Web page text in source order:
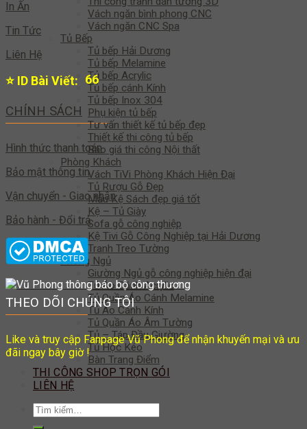
Vách ngăn bình phong CNC
Vách ngăn CNC Spa
Tủ Bếp
Tủ bếp Hải Dương
Tủ bếp Melamine
Tủ bếp Acrylic
Tủ bếp cánh Kính
Tủ bếp Inox 304
Phụ kiện tủ bếp
Tư vấn thiết kế tủ bếp đẹp
Thiết kế thi công tủ bếp
Báo giá thi công Nội thất
Phòng Khách
Vách TiVi Phòng Khách Hiện Đại
Tủ Rượu Gỗ Đẹp
Mẫu Kệ Sách đẹp giá tốt
Kệ – Tủ Giày
Sofa gỗ công nghiệp
Kệ Tivi Gỗ Công Nghiệp tại Hải Dương
Tranh Treo Tường
Phòng Ngủ
Giường Ngủ gỗ công nghiệp hiện đại
Tủ Áo Cánh Acrylic
Tủ Quần Áo Cánh Melamine
Tủ Áo Cánh Kính
Tủ Quần Áo Âm Tường
Tủ – Táp Đầu Giường
Tủ Hộc Kéo
Bàn Trang Điểm
THI CÔNG SHOP TRỌN GÓI
LIÊN HỆ
Tìm
kiếm:
In Ấn
Tin Tức
Liên Hệ
⭐ ID Bài Viết: 65
CHÍNH SÁCH
Hình thức thanh toán
Bảo mật thông tin
Vận chuyển - Giao nhận
Bảo hành - Đổi trả
THEO DÕI CHÚNG TÔI
Like và truy cập Fanpage Vũ Phong để nhận khuyến mại và ưu
đãi ngay bây giờ !